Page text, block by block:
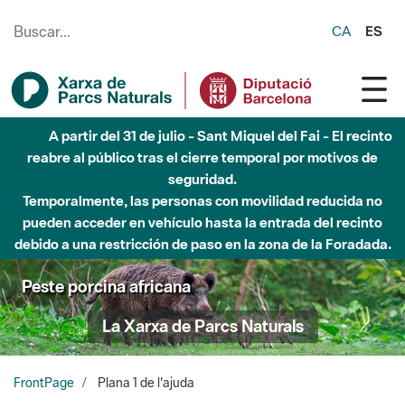
CA ES
A partir del 31 de julio - Sant Miquel del Fai - El recinto
reabre al público tras el cierre temporal por motivos de
seguridad.
Temporalmente, las personas con movilidad reducida no
pueden acceder en vehículo hasta la entrada del recinto
debido a una restricción de paso en la zona de la Foradada.
Peste porcina africana
La Xarxa de Parcs Naturals
FrontPage Plana 1 de l'ajuda